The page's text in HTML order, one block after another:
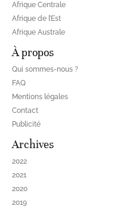
Afrique Centrale
Afrique de l’Est
Afrique Australe
À propos
Qui sommes-nous ?
FAQ
Mentions légales
Contact
Publicité
Archives
2022
2021
2020
2019